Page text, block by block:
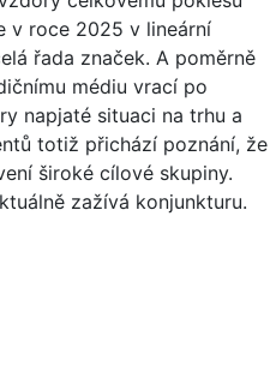
v roce 2025 v lineární
řada značek. A poměrně
médiu vrací po
napjaté situaci na trhu a
totiž přichází poznání, že
široké cílové skupiny.
zažívá konjunkturu.